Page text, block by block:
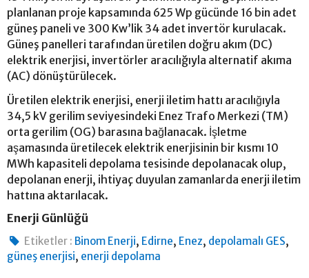
planlanan proje kapsamında 625 Wp gücünde 16 bin adet
güneş paneli ve 300 Kw’lik 34 adet invertör kurulacak.
Güneş panelleri tarafından üretilen doğru akım (DC)
elektrik enerjisi, invertörler aracılığıyla alternatif akıma
(AC) dönüştürülecek.
Üretilen elektrik enerjisi, enerji iletim hattı aracılığıyla
34,5 kV gerilim seviyesindeki Enez Trafo Merkezi (TM)
orta gerilim (OG) barasına bağlanacak. İşletme
aşamasında üretilecek elektrik enerjisinin bir kısmı 10
MWh kapasiteli depolama tesisinde depolanacak olup,
depolanan enerji, ihtiyaç duyulan zamanlarda enerji iletim
hattına aktarılacak.
Enerji Günlüğü
Etiketler : Binom Enerji, Edirne, Enez, depolamalı GES,
güneş enerjisi, enerji depolama